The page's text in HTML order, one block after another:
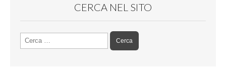
CERCA NEL SITO